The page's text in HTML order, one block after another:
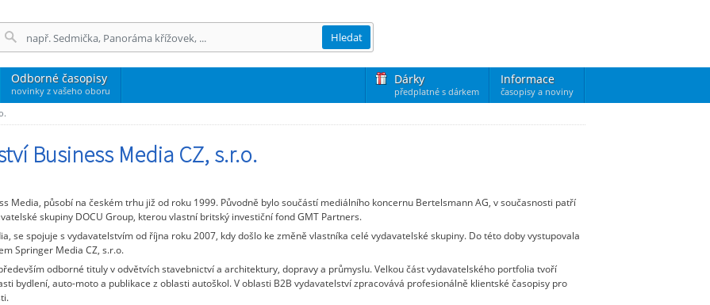
Odborné časopisy
novinky z vašeho oboru
Dárky
předplatné s dárkem
Informace
časopisy a noviny
Hledat
Business Media CZ, s.r.o.
Media, působí na českém trhu již od roku 1999. Původně bylo součástí mediálního koncernu Bertelsmann AG, v současnosti patří
skupiny DOCU Group, kterou vlastní britský investiční fond GMT Partners.
se spojuje s vydavatelstvím od října roku 2007, kdy došlo ke změně vlastníka celé vydavatelské skupiny. Do této doby vystupovala
Springer Media CZ, s.r.o.
odborné tituly v odvětvích stavebnictví a architektury, dopravy a průmyslu. Velkou část vydavatelského portfolia tvoří
bydlení, auto-moto a publikace z oblasti autoškol. V oblasti B2B vydavatelství zpracovává profesionálně klientské časopisy pro